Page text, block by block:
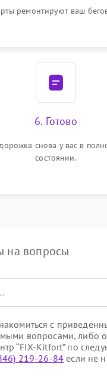
ремонтируют ваш
6. Готово
снова у вас в
состоянии.
на вопросы
с
вопросами, либо
“FIX-Kitfort” по
219-26-84 если не